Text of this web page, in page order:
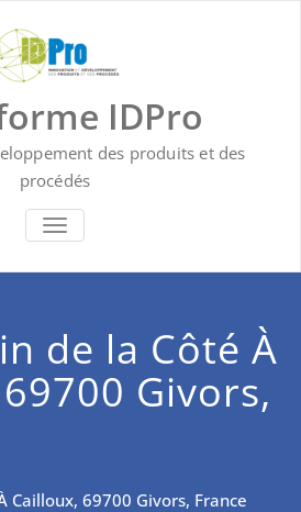
IDPro
des produits et des
procédés
BASCULER LA NAVIGATION
de la Côté À
Givors,
Cailloux, 69700 Givors, France